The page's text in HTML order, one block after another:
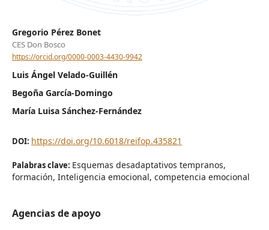
Gregorio Pérez Bonet
CES Don Bosco
https://orcid.org/0000-0003-4430-9942
Luis Ángel Velado-Guillén
Begoña García-Domingo
María Luisa Sánchez-Fernández
DOI: https://doi.org/10.6018/reifop.435821
Palabras clave: Esquemas desadaptativos tempranos,
formación, Inteligencia emocional, competencia emocional
Agencias de apoyo